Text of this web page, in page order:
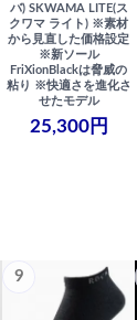
バ) SKWAMA LITE(ス
クワマ ライト) ※素材
から見直した価格設定
※新ソール
FriXionBlackは脅威の
粘り ※快適さを進化さ
せたモデル
25,300円
9